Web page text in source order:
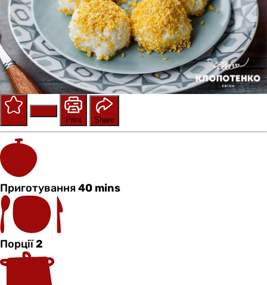
Print
Share
Приготування40 mins
Порції2